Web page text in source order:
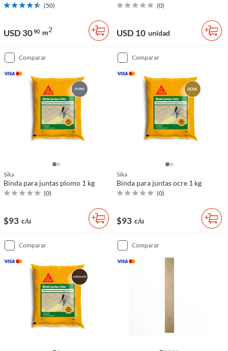
(50)
USD 3090 m2
(0)
USD 10 unidad
comparar
Sika
Binda para juntas plomo 1 kg
(0)
$93 c/u
comparar
Sika
Binda para juntas ocre 1 kg
(0)
$93 c/u
comparar comparar